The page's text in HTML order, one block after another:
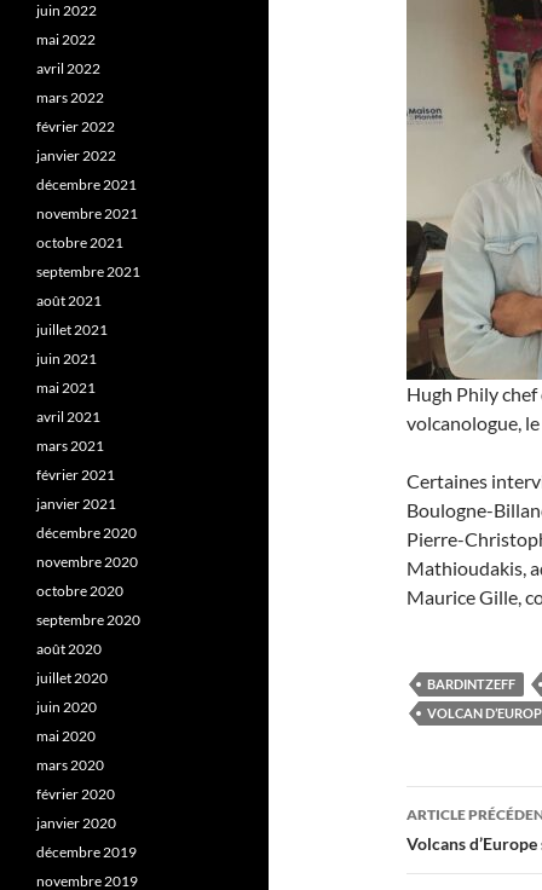
Hugh Phily
volcanologue,
Certaines
Boulogne-
Pierre-
Mathioudakis,
Maurice Gille,
BARDINTZEFF
VOLCAN
des
ARTICLE
Volcans
juin 2022
mai 2022
avril 2022
mars 2022
février 2022
janvier 2022
décembre 2021
novembre 2021
octobre 2021
septembre 2021
août 2021
juillet 2021
juin 2021
mai 2021
avril 2021
mars 2021
février 2021
janvier 2021
décembre 2020
novembre 2020
octobre 2020
septembre 2020
août 2020
juillet 2020
juin 2020
mai 2020
mars 2020
février 2020
janvier 2020
décembre 2019
novembre 2019